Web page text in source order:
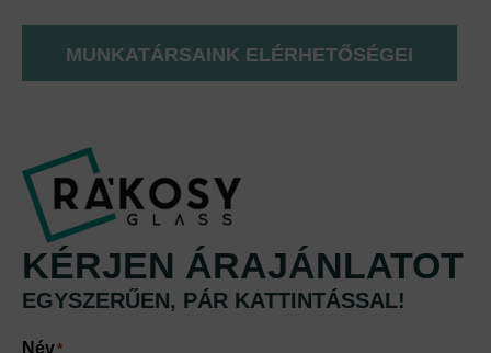
MUNKATÁRSAINK ELÉRHETŐSÉGEI
KÉRJEN ÁRAJÁNLATOT
EGYSZERŰEN, PÁR KATTINTÁSSAL!
Név*